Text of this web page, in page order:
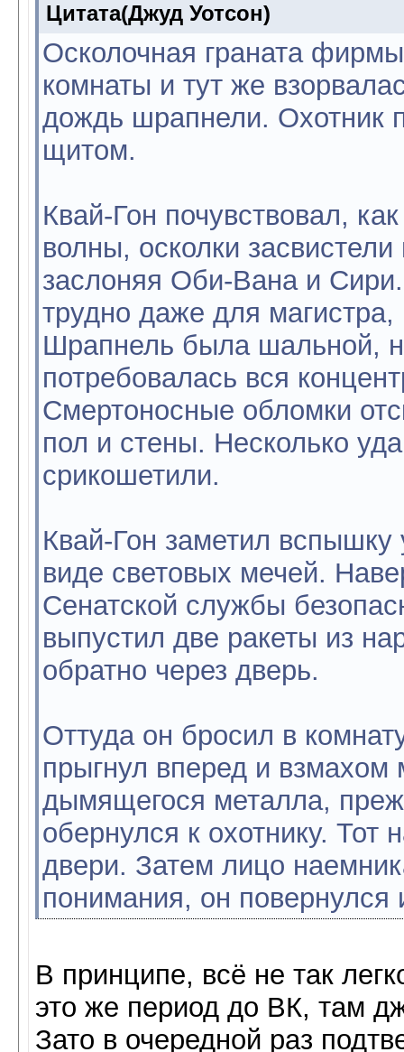
Цитата(Джуд Уотсон)
Осколочная граната
комнаты и тут же
дождь шрапнели. Охотник
щитом.
Квай-Гон почувствовал,
волны, осколки
заслоняя Оби-Вана и
трудно даже для
Шрапнель была шальной,
потребовалась вся
Смертоносные обломки
пол и стены. Несколько
срикошетили.
Квай-Гон заметил вспышку
виде световых мечей.
Сенатской службы
выпустил две ракеты из
обратно через дверь.
Оттуда он бросил в
прыгнул вперед и взмахом
дымящегося металла,
обернулся к охотнику. Тот
двери. Затем лицо
понимания, он повернулся
В принципе, всё не так
это же период до ВК, там
Зато в очередной раз